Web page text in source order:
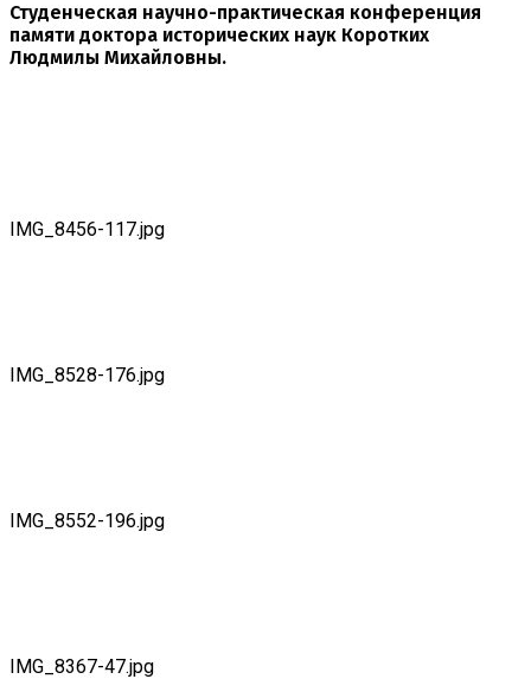
Студенческая научно-практическая конференция
памяти доктора исторических наук Коротких
Людмилы Михайловны.
IMG_8456-117.jpg
IMG_8528-176.jpg
IMG_8552-196.jpg
IMG_8367-47.jpg